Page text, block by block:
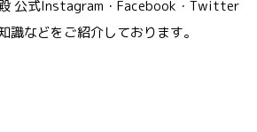
公式Instagram・Facebook・Twitter
識などをご紹介しております。